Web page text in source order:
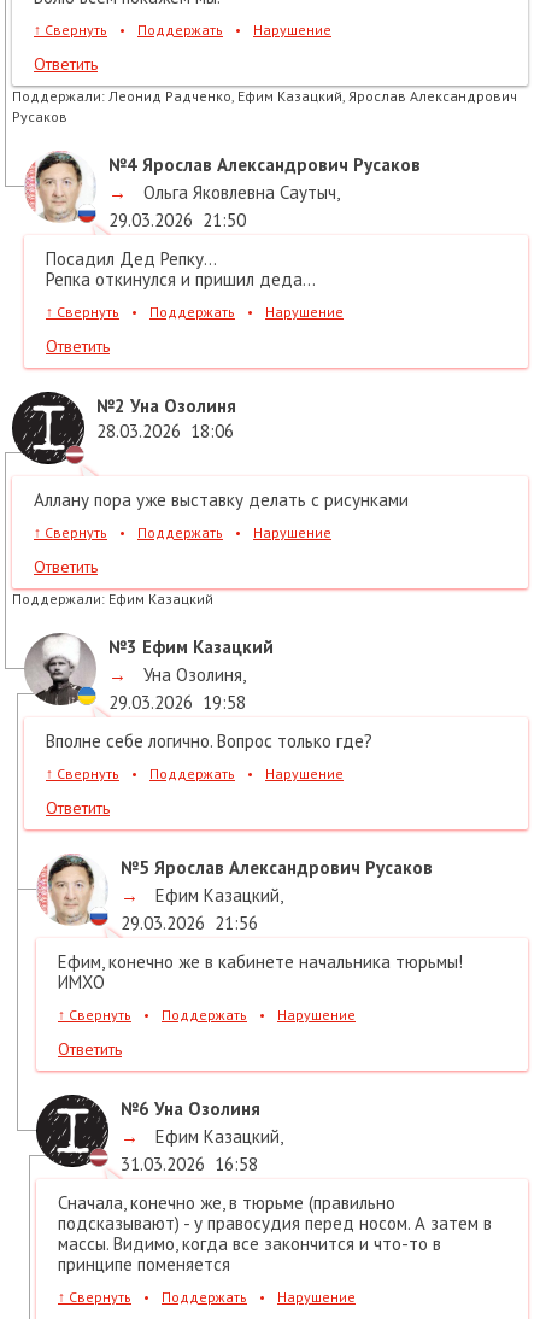
↑ Свернуть • Поддержать • Нарушение
Ответить
Поддержали: Леонид Радченко, Ефим Казацкий, Ярослав Александрович
Русаков
№4 Ярослав Александрович Русаков
→
Ольга Яковлевна Саутыч,
29.03.2026 21:50
Посадил Дед Репку...
Репка откинулся и пришил деда...
↑ Свернуть • Поддержать • Нарушение
Ответить
№2 Уна Озолиня
28.03.2026 18:06
Аллану пора уже выставку делать с рисунками
↑ Свернуть • Поддержать • Нарушение
Ответить
Поддержали: Ефим Казацкий
№3 Ефим Казацкий
→
Уна Озолиня,
29.03.2026 19:58
Вполне себе логично. Вопрос только где?
↑ Свернуть • Поддержать • Нарушение
Ответить
№5 Ярослав Александрович Русаков
→
Ефим Казацкий,
29.03.2026 21:56
Ефим, конечно же в кабинете начальника тюрьмы!
ИМХО
↑ Свернуть • Поддержать • Нарушение
Ответить
№6 Уна Озолиня
→
Ефим Казацкий,
31.03.2026 16:58
Сначала, конечно же, в тюрьме (правильно
подсказывают) - у правосудия перед носом. А затем в
массы. Видимо, когда все закончится и что-то в
принципе поменяется
↑ Свернуть • Поддержать • Нарушение